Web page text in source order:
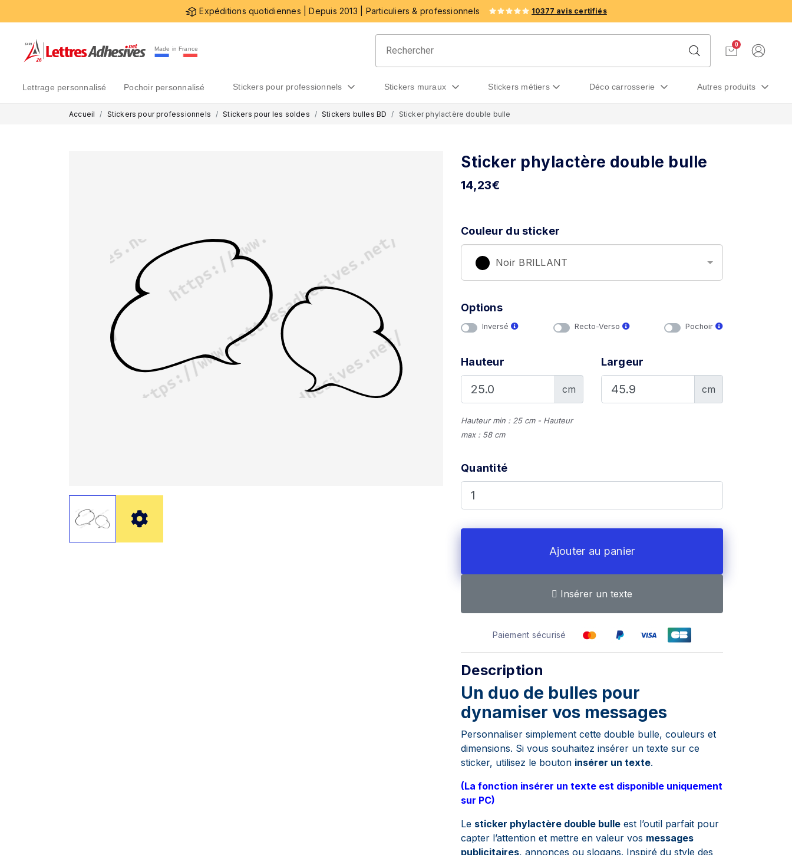
Expéditions quotidiennes | Depuis 2013 | Particuliers & professionnels 10377 avis certifiés
Made in France
0
lettrage personnalisé pochoir personnalisé stickers pour professionnels stickers muraux stickers métiers déco carrosserie autres produits
Accueil Stickers pour professionnels Stickers pour les soldes Stickers bulles BD Sticker phylactère double bulle
Sticker phylactère double bulle
14,23€
Couleur du sticker
Noir BRILLANT
Options
Inversé Recto-Verso Pochoir
Hauteur
cm
Hauteur min : 25 cm - Hauteur
max : 58 cm
Largeur
cm
Quantité
Ajouter au panier
Insérer un texte
Paiement sécurisé
Description
Un duo de bulles pour
dynamiser vos messages
Personnaliser simplement cette double bulle, couleurs et
dimensions. Si vous souhaitez insérer un texte sur ce
sticker, utilisez le bouton insérer un texte.
(La fonction insérer un texte est disponible uniquement
sur PC)
Le sticker phylactère double bulle est l’outil parfait pour
capter l’attention et mettre en valeur vos messages
publicitaires, annonces ou slogans. Inspiré du style des